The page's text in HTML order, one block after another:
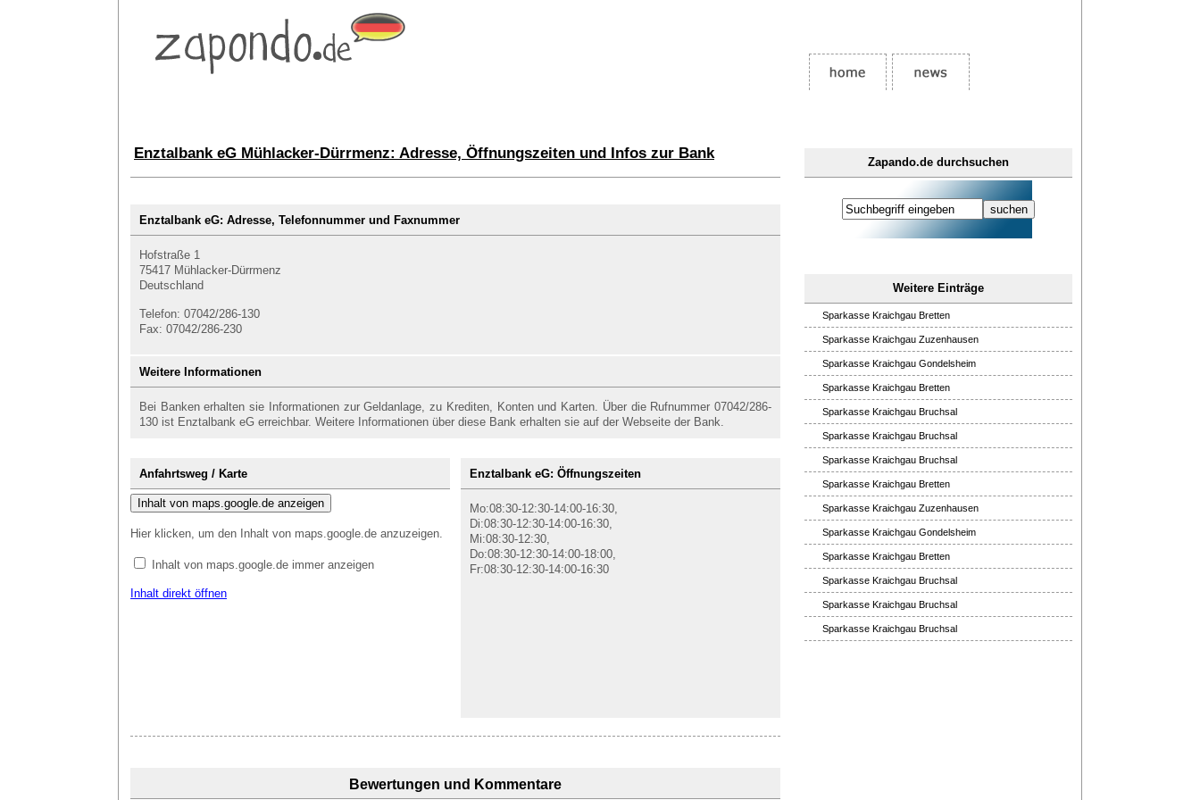
Zapando.de durchsuchen
Weitere Einträge
Sparkasse Kraichgau Bretten
Sparkasse Kraichgau Zuzenhausen
Sparkasse Kraichgau Gondelsheim
Sparkasse Kraichgau Bretten
Sparkasse Kraichgau Bruchsal
Sparkasse Kraichgau Bruchsal
Sparkasse Kraichgau Bruchsal
Sparkasse Kraichgau Bretten
Sparkasse Kraichgau Zuzenhausen
Sparkasse Kraichgau Gondelsheim
Sparkasse Kraichgau Bretten
Sparkasse Kraichgau Bruchsal
Sparkasse Kraichgau Bruchsal
Sparkasse Kraichgau Bruchsal
Enztalbank eG Mühlacker-Dürrmenz: Adresse, Öffnungszeiten und Infos zur Bank
Enztalbank eG: Adresse, Telefonnummer und Faxnummer
Hofstraße 1
75417 Mühlacker-Dürrmenz
Deutschland
Telefon: 07042/286-130
Fax: 07042/286-230
Weitere Informationen
Bei Banken erhalten sie Informationen zur Geldanlage, zu Krediten, Konten und Karten. Über die Rufnummer 07042/286-
130 ist Enztalbank eG erreichbar. Weitere Informationen über diese Bank erhalten sie auf der Webseite der Bank.
Anfahrtsweg / Karte
Inhalt von maps.google.de anzeigen
Hier klicken, um den Inhalt von maps.google.de anzuzeigen.
Inhalt von maps.google.de immer anzeigen
Inhalt direkt öffnen
Enztalbank eG: Öffnungszeiten
Mo:08:30-12:30-14:00-16:30,
Di:08:30-12:30-14:00-16:30,
Mi:08:30-12:30,
Do:08:30-12:30-14:00-18:00,
Fr:08:30-12:30-14:00-16:30
Bewertungen und Kommentare